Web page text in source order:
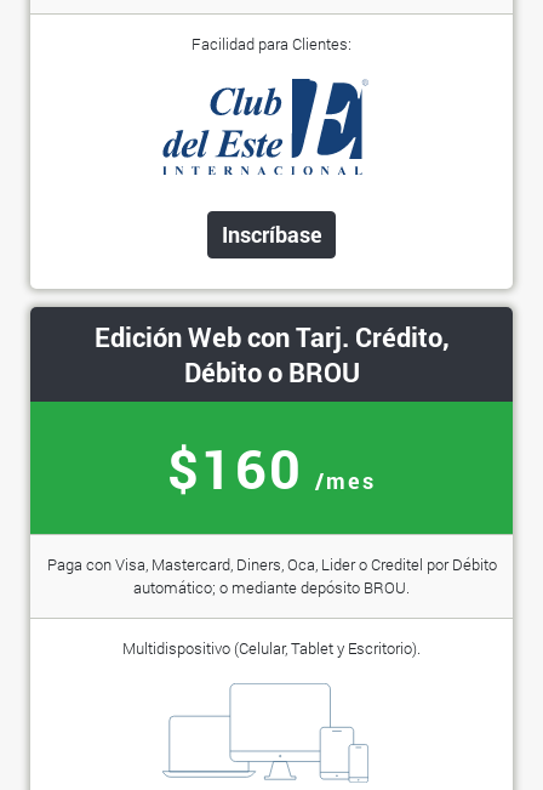
Facilidad para Clientes:
Inscríbase
Edición Web con Tarj. Crédito,
Débito o BROU
$160 /mes
Paga con Visa, Mastercard, Diners, Oca, Lider o Creditel por Débito
automático; o mediante depósito BROU.
Multidispositivo (Celular, Tablet y Escritorio).